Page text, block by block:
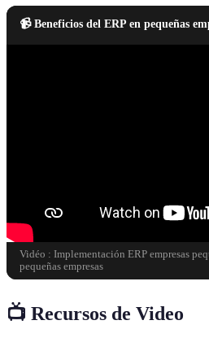
📹 Beneficios del ERP en pequeñas
Vidéo : Implementación ERP empresas
pequeñas empresas
📺 Recursos de Video